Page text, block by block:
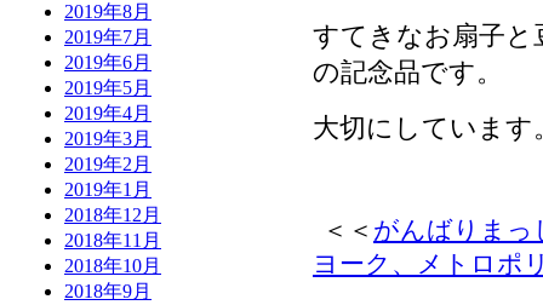
2019年8月
2019年7月
2019年6月
2019年5月
2019年4月
2019年3月
2019年2月
2019年1月
2018年12月
2018年11月
2018年10月
2018年9月
すてきなお扇子と
の記念品です。
大切にしています
＜＜ がんばりま
ヨーク、メトロポ